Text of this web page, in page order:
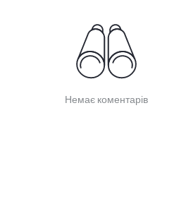
Немає коментарів